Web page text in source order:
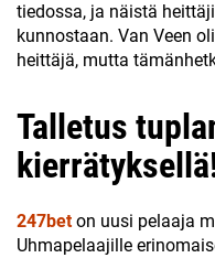
tiedossa, ja näistä
kunnostaan. Van Veen
heittäjä, mutta
Talletus
247beton uusi pelaaja
Uhmapelaajille